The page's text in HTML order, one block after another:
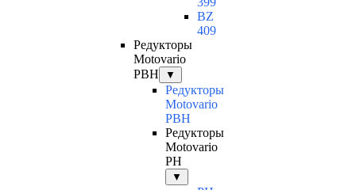
BZ
409
Редукторы
Motovario
PBH
▼
Редукторы
Motovario
PBH
Редукторы
Motovario
PH
▼